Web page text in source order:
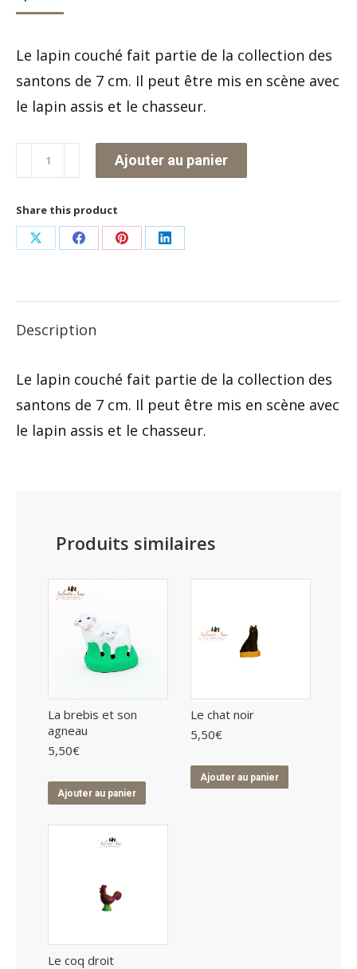
Le lapin couché fait partie de la collection des
santons de 7 cm. Il peut être mis en scène avec
le lapin assis et le chasseur.
quantité
de
Lapin
couché
Ajouter au panier
Share this product
PartagerPartagerPartagerPartager
Description
Le lapin couché fait partie de la collection des
santons de 7 cm. Il peut être mis en scène avec
le lapin assis et le chasseur.
Produits similaires
La brebis et son
agneau
5,50€
Ajouter au panier
Le chat noir
5,50€
Ajouter au panier
Le coq droit